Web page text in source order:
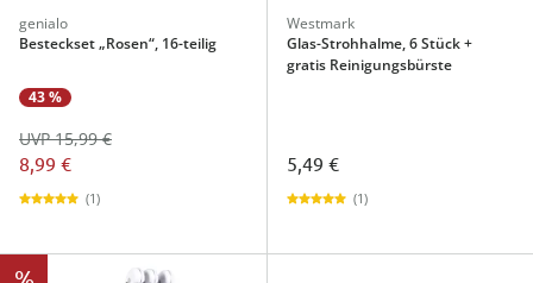
genialo
Besteckset „Rosen“, 16-teilig
43 %
8,99 €
UVP 15,99 €
(1)
Westmark
Glas-Strohhalme, 6 Stück +
gratis Reinigungsbürste
5,49 €
(1)